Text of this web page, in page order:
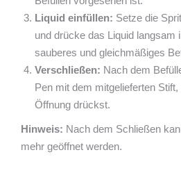
Liquid einfüllen: Setze die
und drücke das Liquid langsam
sauberes und gleichmäßiges
Verschließen: Nach dem
Pen mit dem mitgelieferten
Öffnung drückst.
Hinweis: Nach dem Schließen
mehr geöffnet werden.